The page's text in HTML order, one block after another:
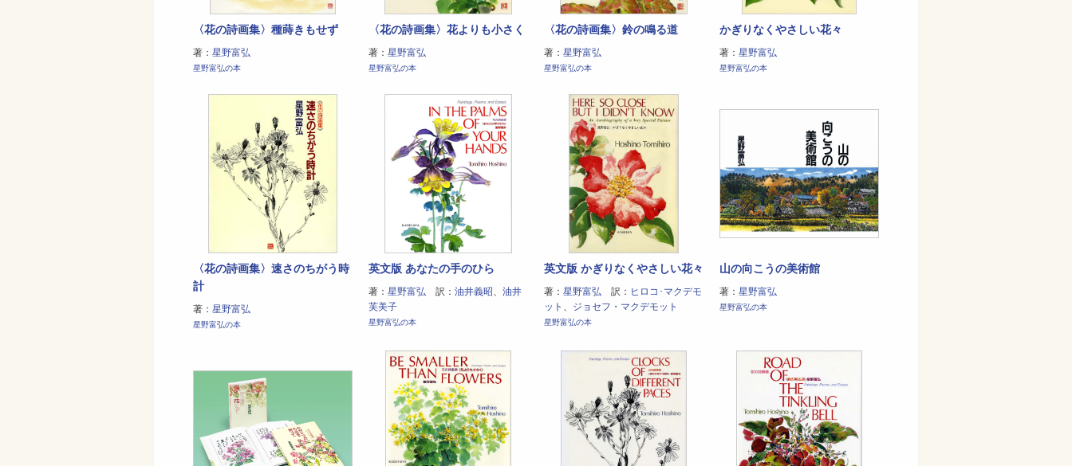
〈花の詩画集〉種蒔きもせず
著： 星野富弘
星野富弘の本
〈花の詩画集〉花よりも小さく
著： 星野富弘
星野富弘の本
〈花の詩画集〉鈴の鳴る道
著： 星野富弘
星野富弘の本
かぎりなくやさしい花々
著： 星野富弘
星野富弘の本
〈花の詩画集〉速さのちがう時
計
著： 星野富弘
星野富弘の本
英文版 あなたの手のひら
著： 星野富弘 訳： 油井義昭
油井
芙美子
星野富弘の本
英文版 かぎりなくやさしい花々
著： 星野富弘 訳： ヒロコ･マクデモ
ット
ジョセフ・マクデモット
星野富弘の本
山の向こうの美術館
著： 星野富弘
星野富弘の本